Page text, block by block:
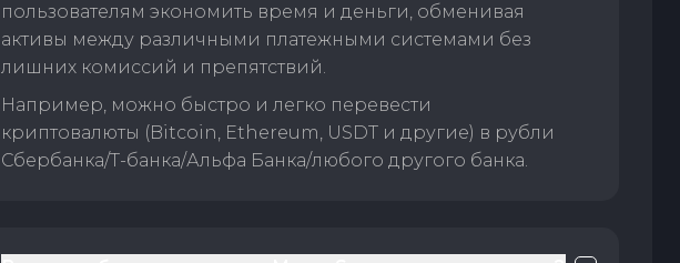
пользователям экономить время и деньги, обменивая
активы между различными платежными системами без
лишних комиссий и препятствий.
Например, можно быстро и легко перевести
криптовалюты (Bitcoin, Ethereum, USDT и другие) в рубли
Сбербанка/Т-банка/Альфа Банка/любого другого банка.